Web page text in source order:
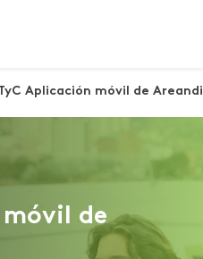
Aplicación móvil de
de